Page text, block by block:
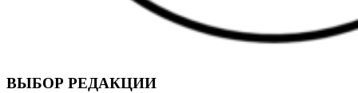
ВОЕННЫЕ СТРАНИЦЫ
СТАТЬИ ВОЕННОЙ ТЕМАТИКИ
ВЫБОР РЕДАКЦИИ